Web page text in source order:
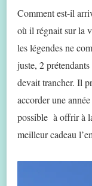
Comment est-il
où il régnait sur la
les légendes ne
juste, 2
devait trancher. Il
accorder une
possible à offrir à
meilleur cadeau